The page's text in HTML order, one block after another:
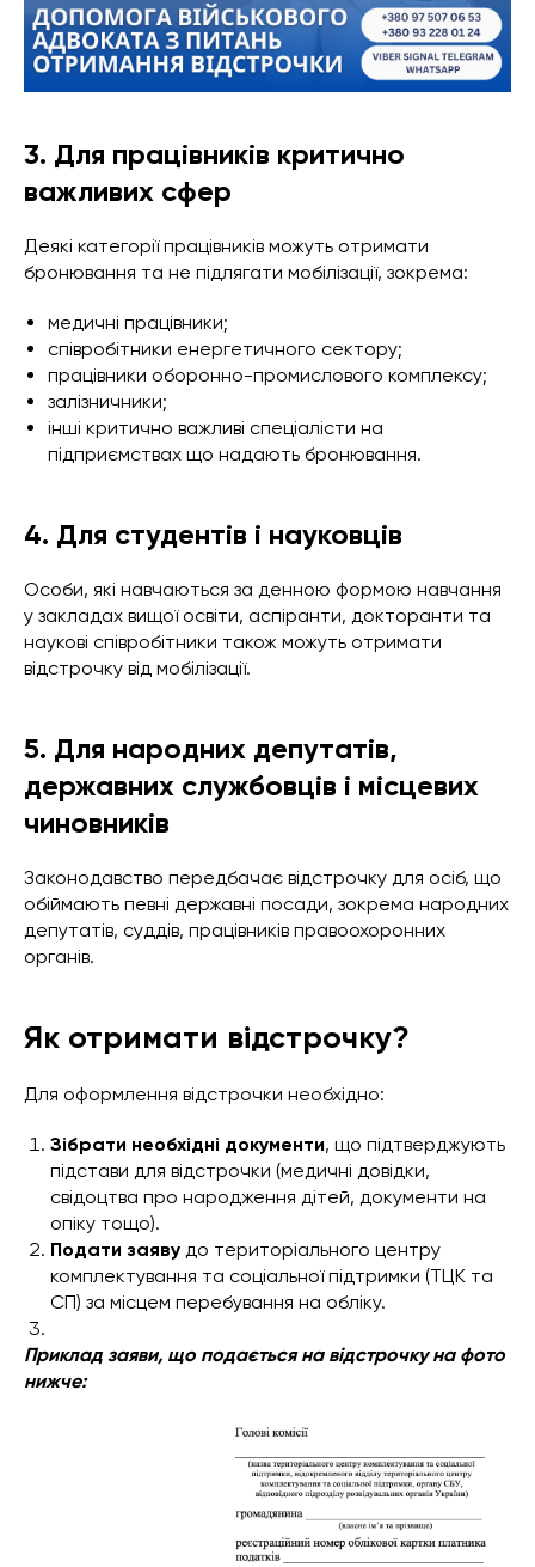
3. Для працівників критично
важливих сфер
Деякі категорії працівників можуть отримати
бронювання та не підлягати мобілізації, зокрема:
медичні працівники;
співробітники енергетичного сектору;
працівники оборонно-промислового комплексу;
залізничники;
інші критично важливі спеціалісти на
підприємствах що надають бронювання.
4. Для студентів і науковців
Особи, які навчаються за денною формою навчання
у закладах вищої освіти, аспіранти, докторанти та
наукові співробітники також можуть отримати
відстрочку від мобілізації.
5. Для народних депутатів,
державних службовців і місцевих
чиновників
Законодавство передбачає відстрочку для осіб, що
обіймають певні державні посади, зокрема народних
депутатів, суддів, працівників правоохоронних
органів.
Як отримати відстрочку?
Для оформлення відстрочки необхідно:
Зібрати необхідні документи, що підтверджують
підстави для відстрочки (медичні довідки,
свідоцтва про народження дітей, документи на
опіку тощо).
Подати заяву до територіального центру
комплектування та соціальної підтримки (ТЦК та
СП) за місцем перебування на обліку.
Приклад заяви, що подається на відстрочку на фото
нижче: